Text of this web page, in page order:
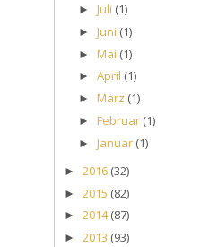
► Juli (1)
► Juni (1)
► Mai (1)
► April (1)
► März (1)
► Februar (1)
► Januar (1)
► 2016 (32)
► 2015 (82)
► 2014(87)
► 2013 (93)